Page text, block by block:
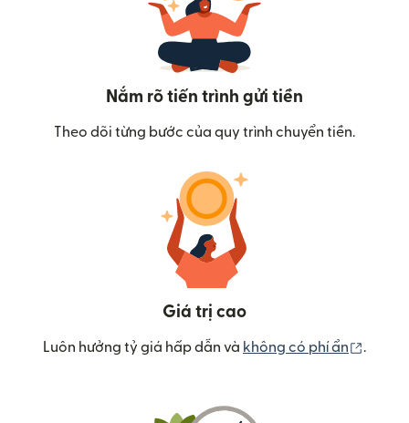
Nắm rõ tiến trình gửi tiền
Theo dõi từng bước của quy trình chuyển tiền.
Giá trị cao
Luôn hưởng tỷ giá hấp dẫn và không có phí ẩn .